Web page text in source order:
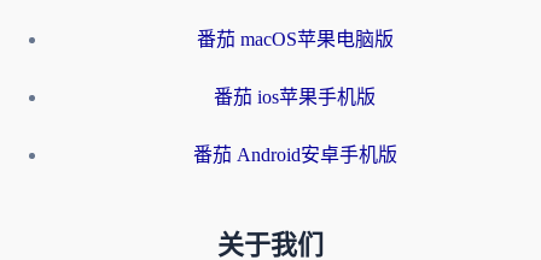
番茄 macOS苹果电脑版
番茄 ios苹果手机版
番茄 Android安卓手机版
关于我们